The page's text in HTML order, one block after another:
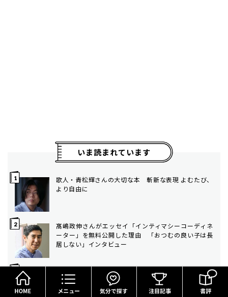
いま読まれています
歌人・青松輝さんの大切な本 斬新な表現 よむたび、
より自由に
髙嶋政伸さんがエッセイ「インティマシーコーディネ
ーター」を無料公開した理由 「おつむの良い子は長
居しない」インタビュー
この夏 子どもにおすすめの本